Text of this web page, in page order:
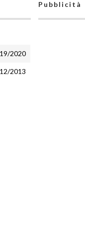
2020
2013
Pubblicità